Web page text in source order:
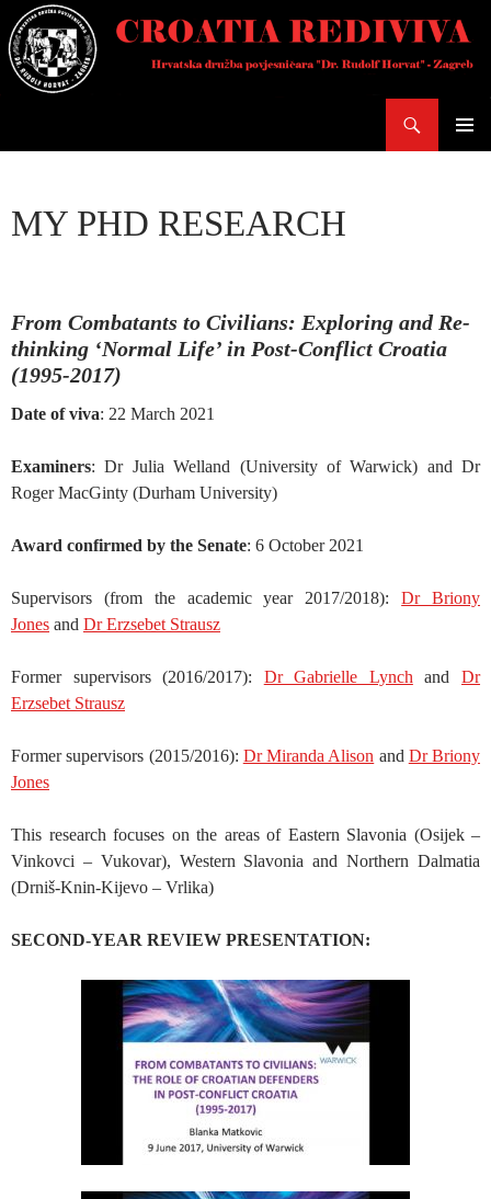
Skoči
do
sadržaja
MY PHD RESEARCH
From Combatants to Civilians: Exploring and Re-
thinking ‘Normal Life’ in Post-Conflict Croatia
(1995-2017)
Date of viva: 22 March 2021
Examiners: Dr Julia Welland (University of Warwick) and Dr
Roger MacGinty (Durham University)
Award confirmed by the Senate: 6 October 2021
Supervisors (from the academic year 2017/2018):Dr Briony
Jones and Dr Erzsebet Strausz
Former supervisors (2016/2017): Dr Gabrielle Lynch andDr
Erzsebet Strausz
Former supervisors (2015/2016): Dr Miranda Alison and Dr Briony
Jones
This research focuses on the areas of Eastern Slavonia (Osijek –
Vinkovci – Vukovar), Western Slavonia and Northern Dalmatia
(Drniš-Knin-Kijevo – Vrlika)
SECOND-YEAR REVIEW PRESENTATION: